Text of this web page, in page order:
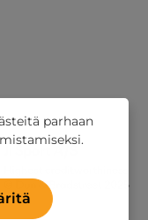
parhaan